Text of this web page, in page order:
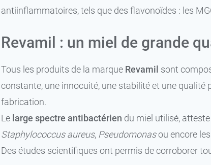
5 cm x 5 cm 17,99 €
8 cm x 8 cm 24,99 €
antiinflammatoires, tels que des flavonoïdes : les
Revamil : un miel de grande
Tous les produits de la marque Revamil sont
constante, une innocuité, une stabilité et une
fabrication.
Le large spectre antibactérien du miel utilisé,
Staphylococcus aureus, Pseudomonasou encore
Des études scientifiques ont permis de corroborer